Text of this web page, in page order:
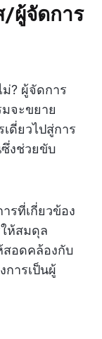
/ผู้จัดการ
? ผู้จัดการ
จะขยาย
ดี่ยวไปสู่การ
งช่วยขับ
รที่เกี่ยวข้อง
ห้สมดุล
สอดคล้องกับ
การเป็นผู้